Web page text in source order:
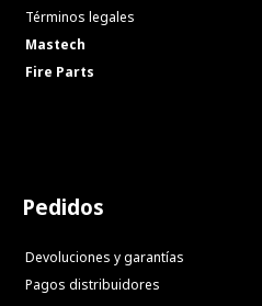
Términos legales
Mastech
Fire Parts
Pedidos
Devoluciones y garantías
Pagos distribuidores